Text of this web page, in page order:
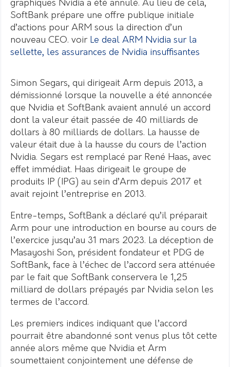
graphiques Nvidia a été annulé. Au lieu de cela,
SoftBank prépare une offre publique initiale
d’actions pour ARM sous la direction d’un
nouveau CEO. voir Le deal ARM Nvidia sur la
sellette, les assurances de Nvidia insuffisantes
Simon Segars, qui dirigeait Arm depuis 2013, a
démissionné lorsque la nouvelle a été annoncée
que Nvidia et SoftBank avaient annulé un accord
dont la valeur était passée de 40 milliards de
dollars à 80 milliards de dollars. La hausse de
valeur était due à la hausse du cours de l’action
Nvidia. Segars est remplacé par René Haas, avec
effet immédiat. Haas dirigeait le groupe de
produits IP (IPG) au sein d’Arm depuis 2017 et
avait rejoint l’entreprise en 2013.
Entre-temps, SoftBank a déclaré qu’il préparait
Arm pour une introduction en bourse au cours de
l’exercice jusqu’au 31 mars 2023. La déception de
Masayoshi Son, président fondateur et PDG de
SoftBank, face à l’échec de l’accord sera atténuée
par le fait que SoftBank conservera le 1,25
milliard de dollars prépayés par Nvidia selon les
termes de l’accord.
Les premiers indices indiquant que l’accord
pourrait être abandonné sont venus plus tôt cette
année alors même que Nvidia et Arm
soumettaient conjointement une défense de